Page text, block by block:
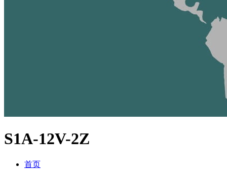
S1A-12V-2Z
首页